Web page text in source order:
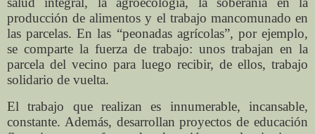
producción de alimentos y el trabajo mancomunado en
las parcelas. En las “peonadas agrícolas”, por ejemplo,
se comparte la fuerza de trabajo: unos trabajan en la
parcela del vecino para luego recibir, de ellos, trabajo
solidario de vuelta.
El trabajo que realizan es innumerable, incansable,
constante. Además, desarrollan proyectos de educación